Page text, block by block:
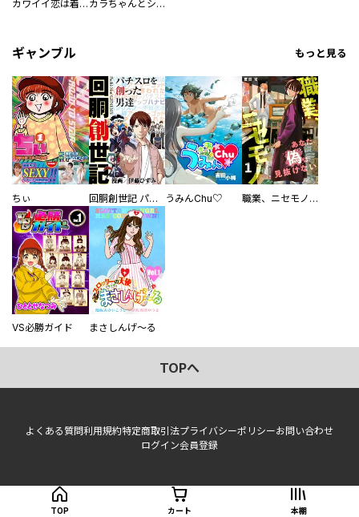
カワイイ恋は着飾らない カラちゃんとシトーさんと、 【分冊版】
ギャンブル もっと見る
ちぃ 回胴創世記 パチスロを創った男達 うみんChu♡ 職業、ニセモノ～あなたに偽は見抜けない【電子単行本版】
VS必勝ガイド まさしんげ～る
TOPへ
よくある質問利用規約特定商取引法プライバシーポリシーお問い合わせ
ログイン会員登録
TOP カート 本棚